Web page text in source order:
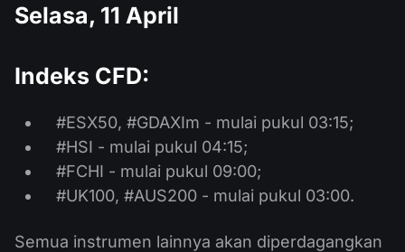
Selasa, 11 April
Indeks CFD:
#ESX50, #GDAXIm - mulai pukul 03:15;
#HSI - mulai pukul 04:15;
#FCHI - mulai pukul 09:00;
#UK100, #AUS200 - mulai pukul 03:00.
Semua instrumen lainnya akan diperdagangkan